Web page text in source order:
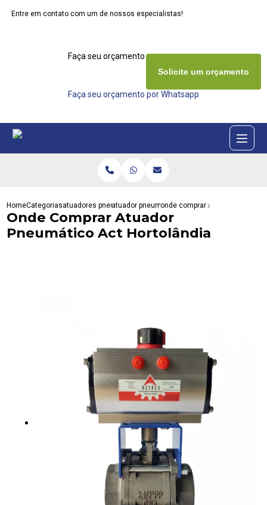
Entre em contato com um de nossos especialistas!
Faça seu orçamento agora mesmo
Faça seu orçamento por Whatsapp
Solicite um orçamento
HomeCategoriasatuadores pneumaticosatuador pneumatico interativa
onde comprar atuador
Onde Comprar Atuador
Pneumático Act Hortolândia